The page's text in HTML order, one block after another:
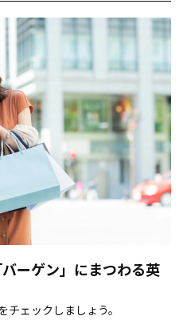
ーゲン」にまつわる英
チェックしましょう。